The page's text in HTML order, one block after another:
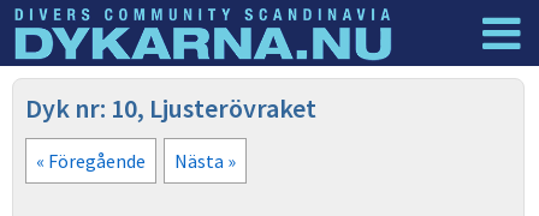
Dyknyheter
Dyk nr: 10, Ljusterövraket
« Föregående Nästa »